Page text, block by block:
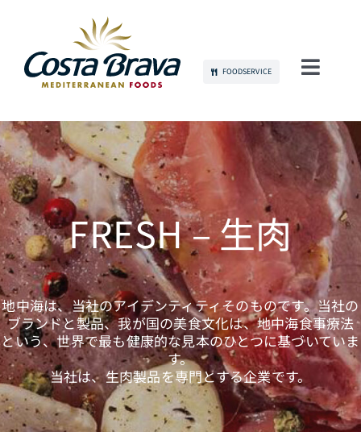
content
FOODSERVICE
持続可能性
製品
コミュニケーション
雇用
お問い合わせ
日本語
FRESH – 生肉
地中海は、当社のアイデンティティそのものです。当社の
ブランドと製品、我が国の美食文化は、地中海食事療法
という、世界で最も健康的な見本のひとつに基づいていま
す。
当社は、生肉製品を専門とする企業です。